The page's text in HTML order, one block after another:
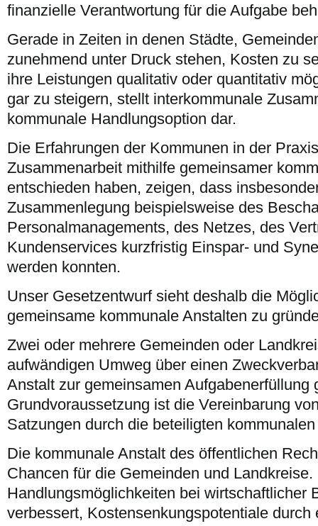
finanzielle Verantwortung für die Aufgabe
Gerade in Zeiten in denen Städte,
zunehmend unter Druck stehen, Kosten zu
ihre Leistungen qualitativ oder quantitativ
gar zu steigern, stellt interkommunale
kommunale Handlungsoption dar.
Die Erfahrungen der Kommunen in der
Zusammenarbeit mithilfe gemeinsamer
entschieden haben, zeigen, dass
Zusammenlegung beispielsweise des
Personalmanagements, des Netzes, des
Kundenservices kurzfristig Einspar- und
werden konnten.
Unser Gesetzentwurf sieht deshalb die
gemeinsame kommunale Anstalten zu
Zwei oder mehrere Gemeinden oder
aufwändigen Umweg über einen
Anstalt zur gemeinsamen Aufgabenerfüllung
Grundvoraussetzung ist die Vereinbarung
Satzungen durch die beteiligten
Die kommunale Anstalt des öffentlichen
Chancen für die Gemeinden und Landkreise.
Handlungsmöglichkeiten bei wirtschaftlicher
verbessert, Kostensenkungspotentiale durch